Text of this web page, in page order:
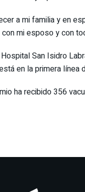
a mi familia y en
mi esposo y con
San Isidro
en la primera línea
ha recibido 356